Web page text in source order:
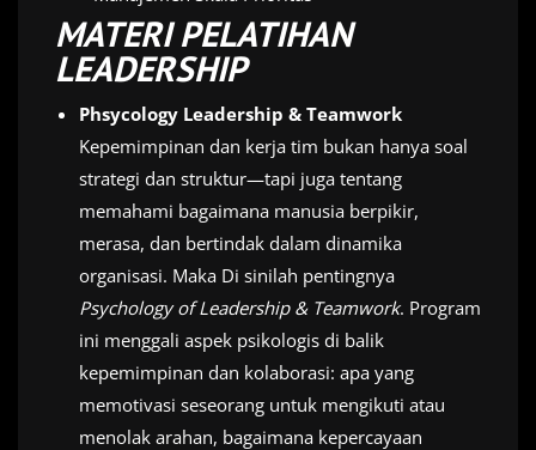
MATERI PELATIHAN
LEADERSHIP
Phsycology Leadership & Teamwork
Kepemimpinan dan kerja tim bukan hanya soal
strategi dan struktur—tapi juga tentang
memahami bagaimana manusia berpikir,
merasa, dan bertindak dalam dinamika
organisasi. Maka Di sinilah pentingnya
Psychology of Leadership & Teamwork. Program
ini menggali aspek psikologis di balik
kepemimpinan dan kolaborasi: apa yang
memotivasi seseorang untuk mengikuti atau
menolak arahan, bagaimana kepercayaan